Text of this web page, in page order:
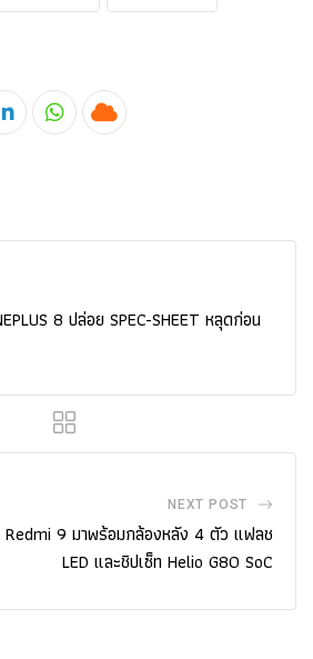
LinkedInWhatsapp
Cloud
8 ปล่อย SPEC-SHEET หลุดก่อน
NEXT POST
9 มาพร้อมกล้องหลัง 4 ตัว แฟลช
LED และชิปเซ็ท Helio G80 SoC